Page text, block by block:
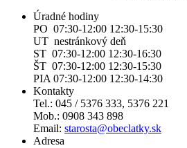
Úradné hodiny
PO 07:30-12:00 12:30-15:30
UT nestránkový deň
ST 07:30-12:00 12:30-16:30
ŠT 07:30-12:00 12:30-15:30
PIA 07:30-12:00 12:30-14:30
Kontakty
Tel.: 045 / 5376 333, 5376 221
Mob.: 0908 343 898
Email: starosta@obeclatky.sk
Adresa